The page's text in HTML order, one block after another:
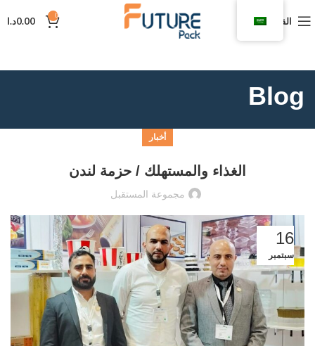
القائمة 0
0.00د.ا
Blog
أخبار
الغذاء والمستهلك / حزمة لندن
مجموعة المستقبل
16
سبتمبر